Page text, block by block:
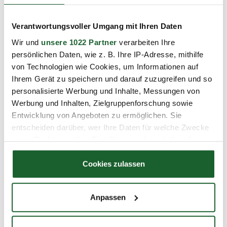
Verantwortungsvoller Umgang mit Ihren Daten
Wir und unsere 1022 Partner verarbeiten Ihre
persönlichen Daten, wie z. B. Ihre IP-Adresse, mithilfe
von Technologien wie Cookies, um Informationen auf
Ihrem Gerät zu speichern und darauf zuzugreifen und so
personalisierte Werbung und Inhalte, Messungen von
Werbung und Inhalten, Zielgruppenforschung sowie
Entwicklung von Angeboten zu ermöglichen. Sie
entscheiden darüber, wer Ihre Daten für welche Zwecke
Cookie-Erklärung oder durch Klicken auf das Privacy
Trigger Symbol ändern oder widerrufen
Informationen über Ihre geografische Lage
erfassen, welche bis auf einige Meter genau sein
Cookies zulassen
Anpassen
Ihre Ansprechpartnerin
Jacqueline Lebe
Geschäftsbereichsleiterin
030/31005-130
030/31005-120
jacqueline.lebe@bbw-akademie.de